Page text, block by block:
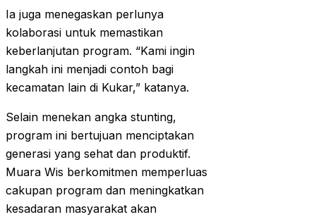
Ia juga menegaskan perlunya
kolaborasi untuk memastikan
keberlanjutan program. “Kami ingin
langkah ini menjadi contoh bagi
kecamatan lain di Kukar,” katanya.
Selain menekan angka stunting,
program ini bertujuan menciptakan
generasi yang sehat dan produktif.
Muara Wis berkomitmen memperluas
cakupan program dan meningkatkan
kesadaran masyarakat akan